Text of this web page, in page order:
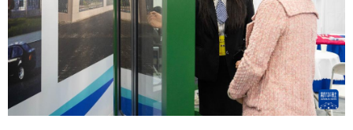
食品 人居 信息化 数字经济
学术中国 乡村振兴 银龄 溯源中国
城市 会展
彩票 娱乐 时尚 悦读